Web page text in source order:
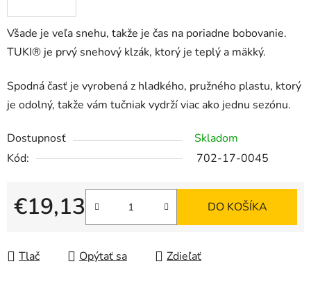
Všade je veľa snehu, takže je čas na poriadne bobovanie.
TUKI® je prvý snehový klzák, ktorý je teplý a mäkký.
Spodná časť je vyrobená z hladkého, pružného plastu, ktorý
je odolný, takže vám tučniak vydrží viac ako jednu sezónu.
Dostupnosť
Skladom
Kód:
702-17-0045
€19,13
Jednotková cena:
DO KOŠÍKA
Tlač Opýtať sa Zdieľať